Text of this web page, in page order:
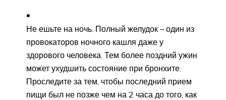
Не ешьте на ночь. Полный желудок – один из
провокаторов ночного кашля даже у
здорового человека. Тем более поздний ужин
может ухудшить состояние при бронхите.
Проследите за тем, чтобы последний прием
пищи был не позже чем на 2 часа до того, как